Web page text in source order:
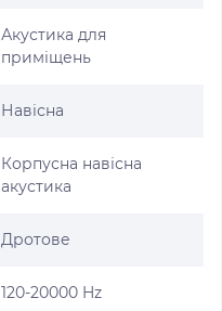
Акустика для
приміщень
Навісна
Корпусна навісна
акустика
Дротове
120-20000 Hz